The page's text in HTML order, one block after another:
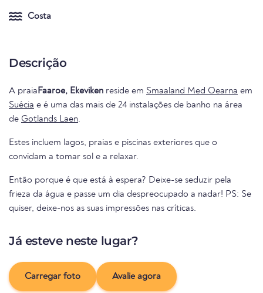
Costa
Descrição
A praiaFaaroe, Ekeviken reside em Smaaland Med Oearna em
Suécia e é uma das mais de 24 instalações de banho na área
de Gotlands Laen.
Estes incluem lagos, praias e piscinas exteriores que o
convidam a tomar sol e a relaxar.
Então porque é que está à espera? Deixe-se seduzir pela
frieza da água e passe um dia despreocupado a nadar! PS: Se
quiser, deixe-nos as suas impressões nas críticas.
Já esteve neste lugar?
Carregar foto Avalie agora